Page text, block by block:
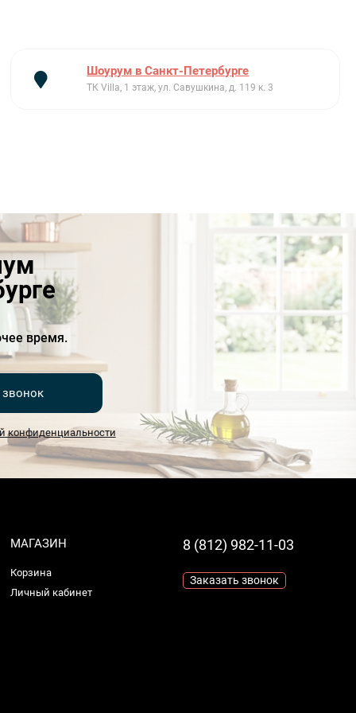
Шоурум в Санкт-Петербурге
ТК Villa, 1 этаж, ул. Савушкина, д. 119 к. 3
время.
звонок
конфиденциальности
МАГАЗИН
Корзина
Личный кабинет
8 (812) 982-11-03
Заказать звонок